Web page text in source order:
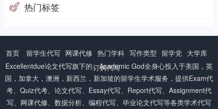
热门标签
首页 留学生代写 网课代修 热门学科 写作类型 留学党 大学库
订购代写
Excellentdue论文代写旗下的：Academic God全身心投入于美国，英
国，加拿大，澳洲，新西兰，新加坡的留学生学术服务，提供Exam代
考、Quiz代考、论文代写、Essay代写、Report代写、Assignment代
写、网课代修、数据分析、编程代写、毕业论文代写等各类学术代写